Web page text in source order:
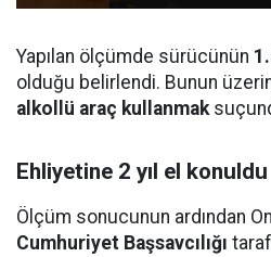
Yapılan ölçümde sürücünün
olduğu belirlendi. Bunun
alkollü araç kullanmak
Ehliyetine 2 yıl el konuldu
Ölçüm sonucunun ardından
Cumhuriyet Başsavcılığı